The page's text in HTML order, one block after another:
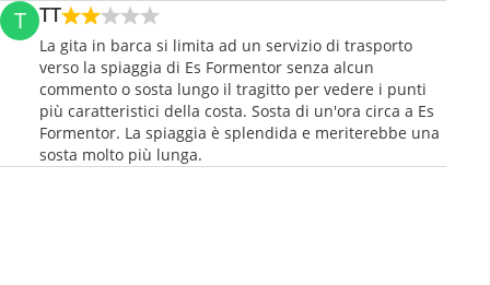
T TT
La gita in barca si limita ad un servizio di trasporto
verso la spiaggia di Es Formentor senza alcun
commento o sosta lungo il tragitto per vedere i punti
più caratteristici della costa. Sosta di un'ora circa a Es
Formentor. La spiaggia è splendida e meriterebbe una
sosta molto più lunga.